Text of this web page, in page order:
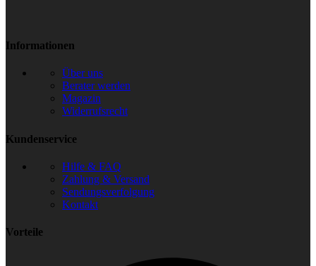
Informationen
Über uns
Berater werden
Magazin
Widerrufsrecht
Kundenservice
Hilfe & FAQ
Zahlung & Versand
Sendungsverfolgung
Kontakt
Vorteile